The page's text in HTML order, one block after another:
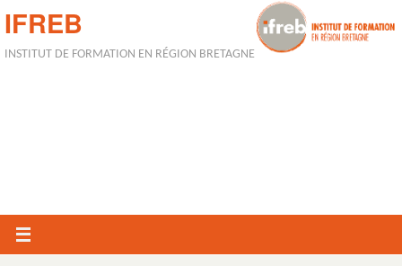
IFREB
INSTITUT DE FORMATION EN RÉGION BRETAGNE